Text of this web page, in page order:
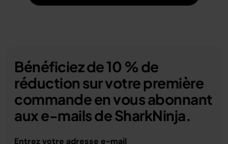
Bénéficiez de 10 % de
réduction sur votre première
commande en vous abonnant
aux e-mails de SharkNinja.
Entrez votre adresse e-mail